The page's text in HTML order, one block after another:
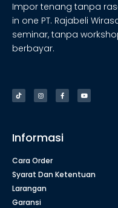
Impor tenang tanpa
in one PT. Rajabeli
seminar, tanpa
berbayar.
Informasi
Cara Order
Syarat Dan Ketentuan
Larangan
Garansi